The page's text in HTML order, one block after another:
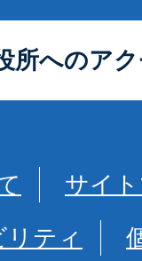
所へのア
サイ
ティ